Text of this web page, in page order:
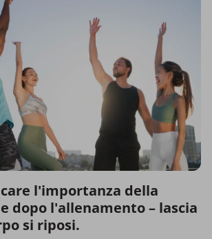
l'importanza della
dopo l'allenamento – lascia
si riposi.